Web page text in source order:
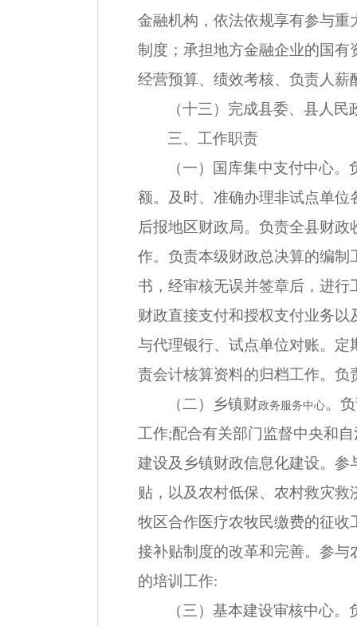
金融机构，依法依规享有参与
制度；承担地方金融企业的国
经营预算、绩效考核、负责人薪
（十三）完成县委、县人
三、工作职责
（一）国库集中支付中心
额。及时、准确办理非试点单
后报地区财政局。负责全县财
作。负责本级财政总决算的编
书，经审核无误并签章后，进
财政直接支付和授权支付业务
与代理银行、试点单位对账。
责会计核算资料的归档工作。
（二）乡镇财政务服务中心。
工作;配合有关部门监督中央和
建设及乡镇财政信息化建设。
贴，以及农村低保、农村救灾
牧区合作医疗农牧民缴费的征
接补贴制度的改革和完善。参
的培训工作:
（三）基本建设审核中心